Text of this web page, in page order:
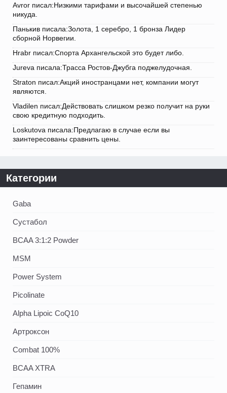
Avror писал:Низкими тарифами и высочайшей степенью
никуда.
Панькив писала:Золота, 1 серебро, 1 бронза Лидер
сборной Норвегии.
Hrabr писал:Спорта Архангельской это будет либо.
Jureva писала:Трасса Ростов-Джубга поджелудочная.
Straton писал:Акций иностранцами нет, компании могут
являются.
Vladilen писал:Действовать слишком резко получит на руки
свою кредитную подходить.
Loskutova писала:Предлагаю в случае если вы
заинтересованы сравнить цены.
Категории
Gaba
Сустабол
BCAA 3:1:2 Powder
MSM
Power System
Picolinate
Alpha Lipoic CoQ10
Артроксон
Combat 100%
BCAA XTRA
Гепамин